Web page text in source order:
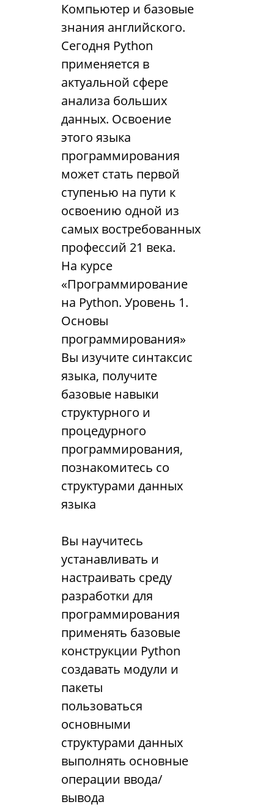
Компьютер и базовые
знания английского.
Сегодня Python
применяется в
актуальной сфере
анализа больших
данных. Освоение
этого языка
программирования
может стать первой
ступенью на пути к
освоению одной из
самых востребованных
профессий 21 века.
На курсе
«Программирование
на Python. Уровень 1.
Основы
программирования»
Вы изучите синтаксис
языка, получите
базовые навыки
структурного и
процедурного
программирования,
познакомитесь со
структурами данных
языка
Вы научитесь
устанавливать и
настраивать среду
разработки для
программирования
применять базовые
конструкции Python
создавать модули и
пакеты
пользоваться
основными
структурами данных
выполнять основные
операции ввода/
вывода